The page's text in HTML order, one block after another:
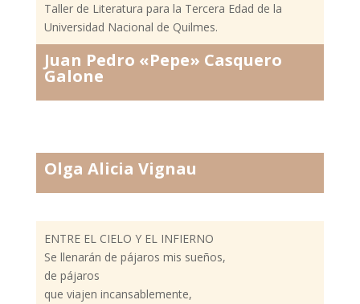
Taller de Literatura para la Tercera Edad de la
Universidad Nacional de Quilmes.
Juan Pedro «Pepe» Casquero
Galone
Olga Alicia Vignau
ENTRE EL CIELO Y EL INFIERNO
Se llenarán de pájaros mis sueños,
de pájaros
que viajen incansablemente,